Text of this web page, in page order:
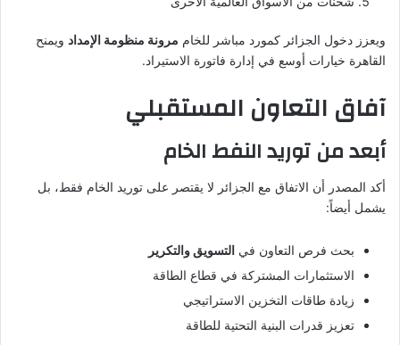
ويعزز دخول الجزائر كمورد مباشر للخام مرونة منظومة الإمداد ويمنح
القاهرة خيارات أوسع في إدارة فاتورة الاستيراد.
آفاق التعاون المستقبلي
أبعد من توريد النفط الخام
أكد المصدر أن الاتفاق مع الجزائر لا يقتصر على توريد الخام فقط، بل
يشمل أيضاً:
بحث فرص التعاون في التسويق والتكرير
الاستثمارات المشتركة في قطاع الطاقة
زيادة طاقات التخزين الاستراتيجي
تعزيز قدرات البنية التحتية للطاقة